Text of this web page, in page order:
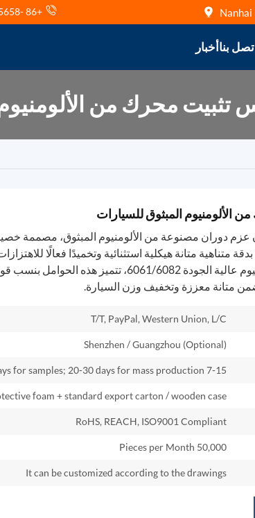
+86 -13590685658
بناأخبار
تثبيت محرك من
الألومنيوم المبثوق للسيارات
دوران مصنوعة من الألومنيوم المبثوق، مصممة خصيصًا
متناهية متانة هيكلية استثنائية وتخميدًا فعالًا
باستخدام سبيكة ألومنيوم عالية الجودة 6061/6082،
متانة معززة وتخفيف وزن السيارة.
T/T, PayPal, Western Union, L/C
Shenzhen / Guangzhou (Optional)
7-15 days for samples; 20-30 days for mass production
foam + standard export carton / wooden case
RoHS, REACH, ISO9001 Compliant
50,000 Pieces per Month
It can be customized according to the drawings